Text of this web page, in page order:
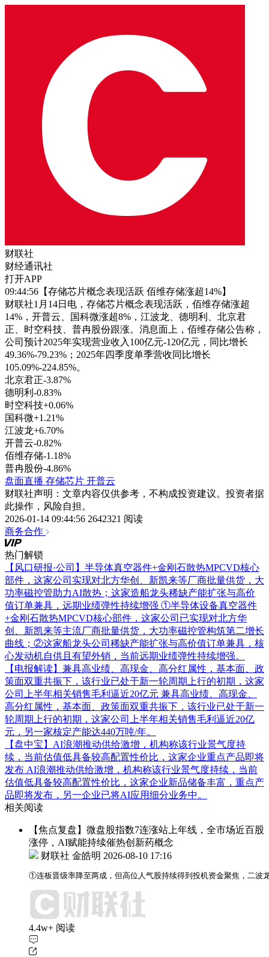
财联社
财经通讯社
打开APP
09:44:56【存储芯片概念表现活跃 佰维存储涨超14%】
财联社1月14日电，存储芯片概念表现活跃，佰维存储涨超
14%，开普云、国科微涨超8%，江波龙、德明利、北京君
正、时空科技、普冉股份跟涨。消息面上，佰维存储公告称，
公司预计2025年实现营业收入100亿元-120亿元，同比增长
49.36%-79.23%；2025年四季度单季营收同比增长
105.09%-224.85%。
北京君正-3.87%
德明利 -0.83%
时空科技+0.06%
国科微+1.21%
江波龙+6.70%
开普云-0.82%
佰维存储-1.18%
普冉股份-4.86%
盘面直播 存储芯片 开普云
财联社声明：文章内容仅供参考，不构成投资建议。投资者据
此操作，风险自担。
2026-01-14 09:44:56 2642321 阅读
商务合作
热门解锁
【风口研报·公司】半导体真空器件+金刚石散热MPCVD核心
部件，这家公司实现对北方华创、新凯来等厂商批量供货，大
功率磁控管助力AI散热；这家造船龙头稀缺产能扩张与高价
值订单兼具，远期业绩弹性持续增强 ①半导体设备真空器件
+金刚石散热MPCVD核心部件，这家公司已实现对北方华
创、新凯来等主流厂商批量供货，大功率磁控管构筑第二增长
曲线；②这家船龙头公司稀缺产能扩张与高价值订单兼具，核
心发动机自供且有望外销，当前远期业绩弹性持续增强。
【电报解读】兼具高业绩、高现金、高分红属性，基本面、政
策面双重共振下，该行业已处于新一轮周期上行的初期，这家
公司上半年相关销售毛利逼近20亿元 兼具高业绩、高现金、
高分红属性，基本面、政策面双重共振下，该行业已处于新一
轮周期上行的初期，这家公司上半年相关销售毛利逼近20亿
元，另一家核定产能达440万吨/年。
【盘中宝】AI浪潮推动供给激增，机构称该行业景气度持
续，当前估值低具备较高配置性价比，这家企业重点产品即将
发布 AI浪潮推动供给激增，机构称该行业景气度持续，当前
估值低具备较高配置性价比，这家企业新品储备丰富，重点产
品即将发布，另一企业已将AI应用细分业务中。
相关阅读
【焦点复盘】微盘股指数7连涨站上年线，全市场近百股
涨停，AI赋能持续催热创新药概念
财联社 金皓明 2026-08-10 17:16
①连板晋级率降至两成，但高位人气股持续得到投机资金聚焦，二
4.4w+ 阅读